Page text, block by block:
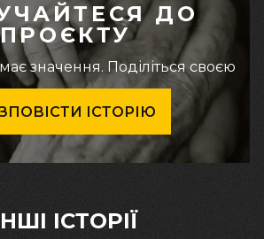
ДО
ПРОЄКТУ
значення. Поділіться своєю
ІСТОРІЮ
ІСТОРІЇ